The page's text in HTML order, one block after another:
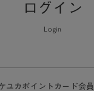
ログイン
Login
ユカポイントカード会